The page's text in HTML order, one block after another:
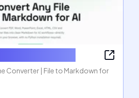
Converter | File to Markdown for